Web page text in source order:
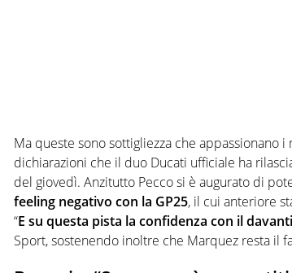
Ma queste sono sottigliezza che appassionano
dichiarazioni che il duo Ducati ufficiale ha
del giovedì. Anzitutto Pecco si è augurato di
feeling negativo con la GP25, il cui anteriore
“E su questa pista la confidenza con il
Sport, sostenendo inoltre che Marquez resta il